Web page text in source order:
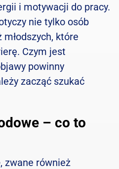
i motywacji do pracy.
nie tylko osób
które
Czym jest
powinny
zacząć szukać
– co to
, zwane również